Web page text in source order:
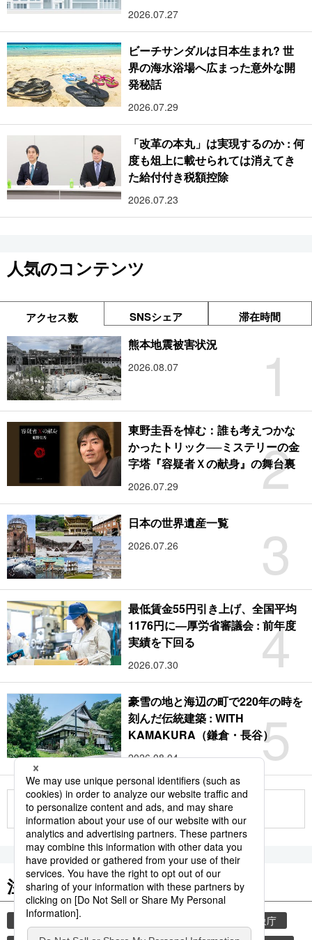
2026.07.27
ビーチサンダルは日本生まれ? 世
界の海水浴場へ広まった意外な開
発秘話
2026.07.29
「改革の本丸」は実現するのか : 何
度も俎上に載せられては消えてき
た給付付き税額控除
2026.07.23
人気のコンテンツ
アクセス数 SNSシェア 滞在時間
1
熊本地震被害状況
2026.08.07
2
東野圭吾を悼む：誰も考えつかな
かったトリック──ミステリーの金
字塔『容疑者Ｘの献身』の舞台裏
2026.07.29
3
日本の世界遺産一覧
2026.07.26
4
最低賃金55円引き上げ、全国平均
1176円に―厚労省審議会 : 前年度
実績を下回る
2026.07.30
5
豪雪の地と海辺の町で220年の時を
刻んだ伝統建築 : WITH
KAMAKURA（鎌倉・長谷）
2026.08.04
もっと見る
注目のキーワード
共同通信ニュース
気象庁